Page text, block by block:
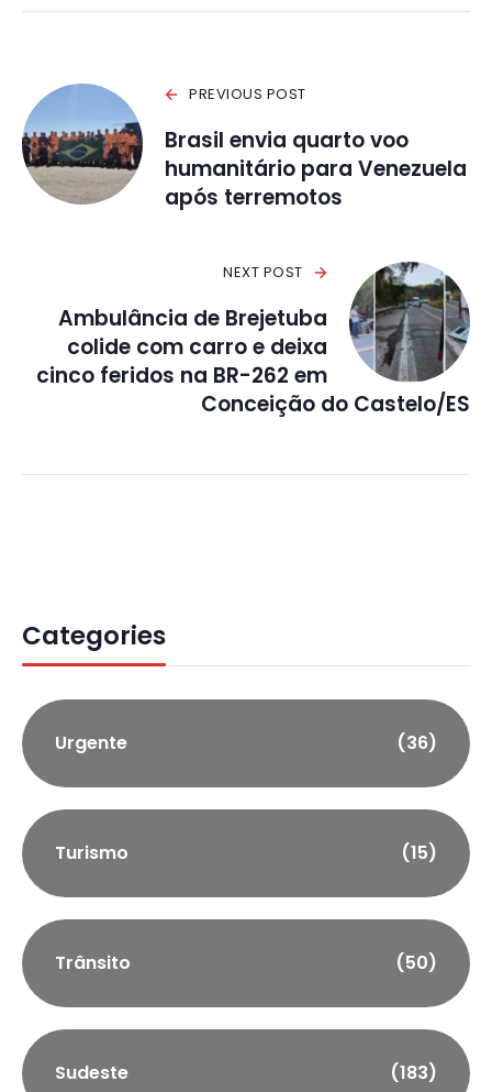
PREVIOUS POST
Brasil envia quarto voo
humanitário para Venezuela
após terremotos
NEXT POST
Ambulância de Brejetuba
colide com carro e deixa
cinco feridos na BR-262 em
Conceição do Castelo/ES
Categories
Urgente (36)
Turismo (15)
Trânsito (50)
Sudeste (183)